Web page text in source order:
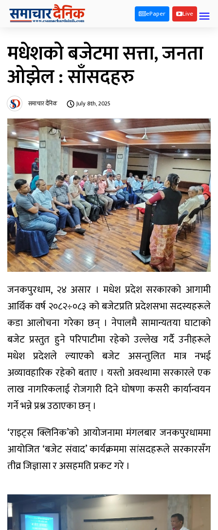
ePaper Live
मधेशको बजेटमा सत्ता, जनता
ओझेल : साँसदहरु
समाचार दैनिक July 8th, 2025
जनकपुरधाम, २४ असार । मधेश प्रदेश सरकारको आगामी
आर्थिक वर्ष २०८२÷०८३ को बजेटप्रति प्रदेशसभा सदस्यहरूले
कडा आलोचना गरेका छन् । नेपालमै सामान्यतया घाटाको
बजेट प्रस्तुत हुने परिपाटीमा रहेको उल्लेख गर्दै उनीहरूले
मधेश प्रदेशले ल्याएको बजेट असन्तुलित मात्र नभई
अव्यावहारिक रहेको बताए । यस्तो अवस्थामा सरकारले एक
लाख नागरिकलाई रोजगारी दिने घोषणा कसरी कार्यान्वयन
गर्ने भन्ने प्रश्न उठाएका छन् ।
‘राइट्स क्लिनिक’को आयोजनामा मंगलबार जनकपुरधाममा
आयोजित ‘बजेट संवाद’ कार्यक्रममा सांसदहरूले सरकारसँग
तीव्र जिज्ञासा र असहमति प्रकट गरे ।